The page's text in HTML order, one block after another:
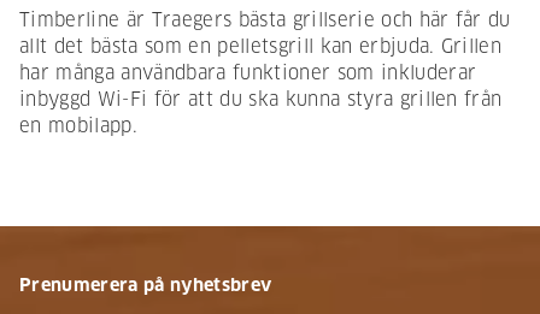
Timberline är Traegers bästa grillserie och här får du
allt det bästa som en pelletsgrill kan erbjuda. Grillen
har många användbara funktioner som inkluderar
inbyggd Wi-Fi för att du ska kunna styra grillen från
en mobilapp.
Prenumerera på nyhetsbrev